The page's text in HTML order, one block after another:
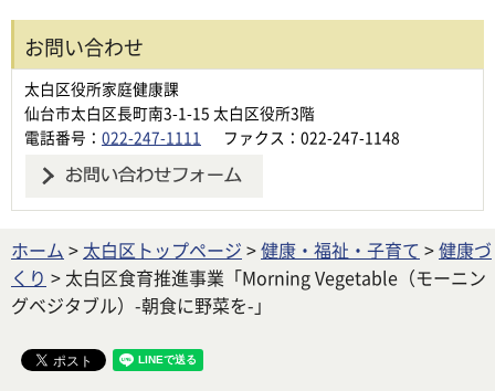
お問い合わせ
太白区役所家庭健康課
仙台市太白区長町南3-1-15 太白区役所3階
電話番号： 022-247-1111 ファクス：022-247-1148
ホーム > 太白区トップページ >健康・福祉・子育て >健康づ
くり > 太白区食育推進事業「Morning Vegetable（モーニン
グベジタブル）-朝食に野菜を-」